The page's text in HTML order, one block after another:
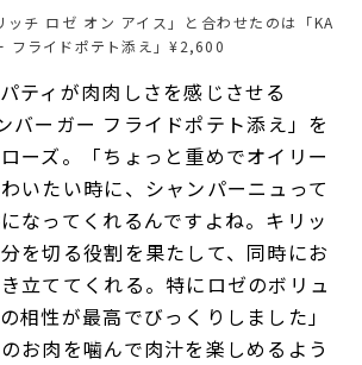
ッチ ロゼ オン アイス」と合わせたのは「KA
フライドポテト添え」¥2,600
ティが肉肉しさを感じさせる
バーガー フライドポテト添え」を
ーズ。「ちょっと重めでオイリー
いたい時に、シャンパーニュって
なってくれるんですよね。キリッ
を切る役割を果たして、同時にお
立ててくれる。特にロゼのボリュ
相性が最高でびっくりしました」
お肉を噛んで肉汁を楽しめるよう